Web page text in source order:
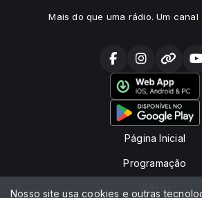
Mais do que uma rádio. Um canal
Página Inicial
Programação
Vídeos
Nosso site usa cookies e outras